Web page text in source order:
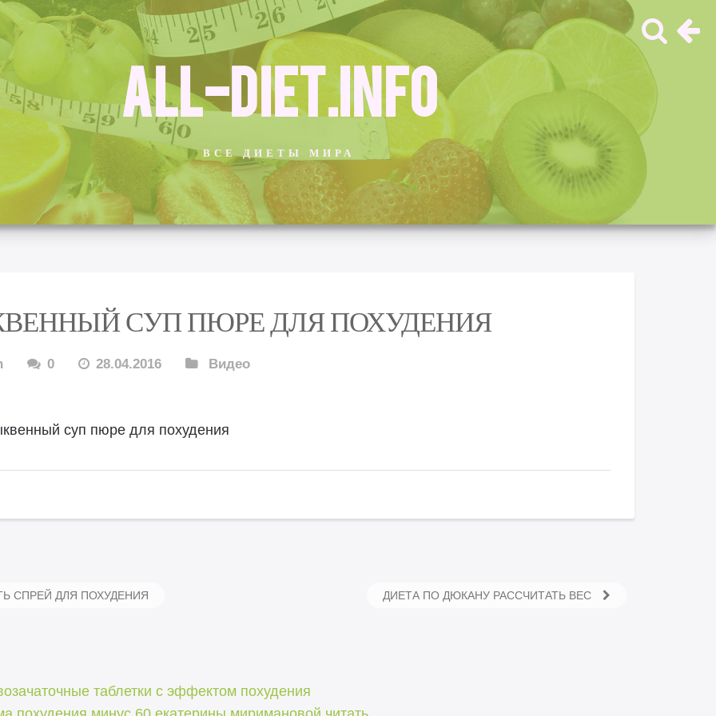
ALL-DIET.INFO
ВСЕ ДИЕТЫ МИРА
СУП ПЮРЕ ДЛЯ ПОХУДЕНИЯ
0 28.04.2016 Видео
суп пюре для похудения
СПРЕЙ ДЛЯ ПОХУДЕНИЯ ДИЕТА ПО ДЮКАНУ РАССЧИТАТЬ ВЕС
таблетки с эффектом похудения